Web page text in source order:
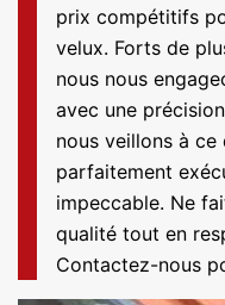
prix compétitifs
velux. Forts de
nous nous
avec une
nous veillons à
parfaitement
impeccable. Ne
qualité tout en
Contactez-nous